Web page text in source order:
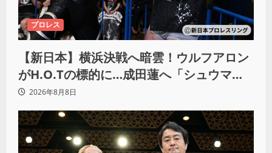
プロレス
【新日本】横浜決戦へ暗雲！ウルフアロン
がH.O.Tの標的に…成田蓮へ「シュウマイ
にしてやる」と怒り爆発
2026年8月8日